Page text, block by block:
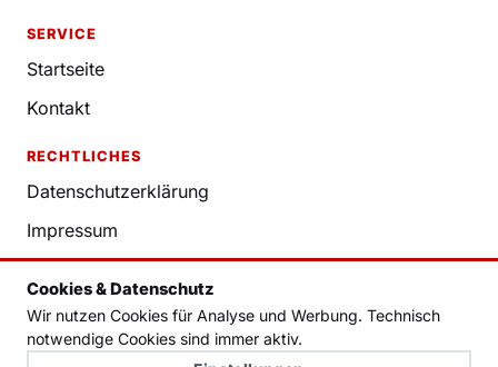
Cookies & Datenschutz
Wir nutzen Cookies für Analyse und Werbung. Technisch
notwendige Cookies sind immer aktiv.
SERVICE
Startseite
Kontakt
RECHTLICHES
Datenschutzerklärung
Impressum
Redaktion
Cookie-Einstellungen